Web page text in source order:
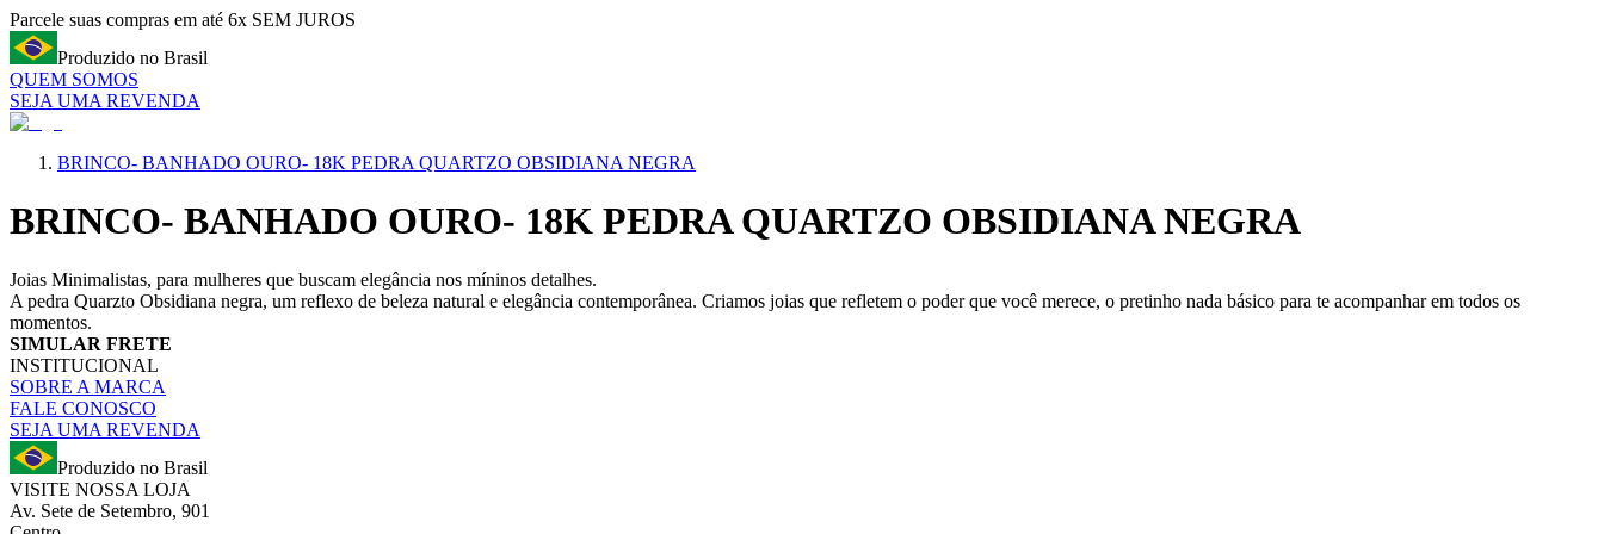
Parcele suas compras em até 6x SEM JUROS
Produzido no Brasil
QUEM SOMOS
SEJA UMA REVENDA
BRINCO- BANHADO OURO- 18K PEDRA QUARTZO OBSIDIANA NEGRA
BRINCO- BANHADO OURO- 18K PEDRA QUARTZO OBSIDIANA NEGRA
Joias Minimalistas, para mulheres que buscam elegância nos míninos detalhes.
A pedra Quarzto Obsidiana negra, um reflexo de beleza natural e elegância contemporânea. Criamos joias que refletem o poder que você merece, o pretinho nada básico para te acompanhar em todos os
momentos.
SIMULAR FRETE
INSTITUCIONAL
SOBRE A MARCA
FALE CONOSCO
SEJA UMA REVENDA
Produzido no Brasil
VISITE NOSSA LOJA
Av. Sete de Setembro, 901